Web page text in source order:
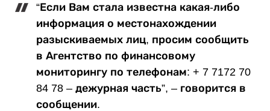
“Если Вам стала известна какая-либо
информация о местонахождении
разыскиваемых лиц, просим сообщить
в Агентство по финансовому
мониторингу по телефонам: + 7 7172 70
84 78 – дежурная часть”, – говорится в
сообщении.